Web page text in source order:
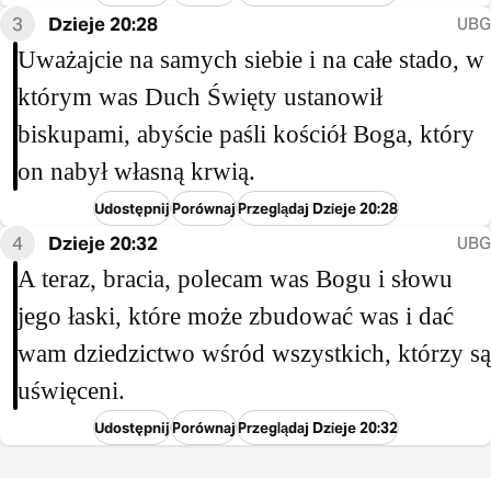
3 Dzieje 20:28 UBG
Uważajcie na samych siebie i na całe stado, w
którym was Duch Święty ustanowił
biskupami, abyście paśli kościół Boga, który
on nabył własną krwią.
UdostępnijPorównajPrzeglądaj Dzieje 20:28
4 Dzieje 20:32 UBG
A teraz, bracia, polecam was Bogu i słowu
jego łaski, które może zbudować was i dać
wam dziedzictwo wśród wszystkich, którzy są
uświęceni.
UdostępnijPorównajPrzeglądaj Dzieje 20:32